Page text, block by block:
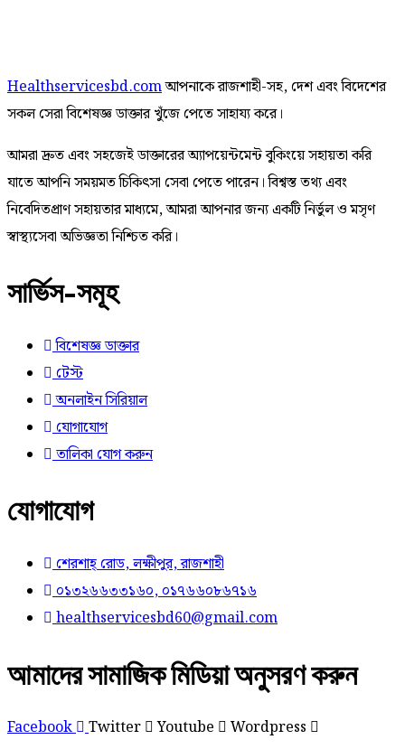
Healthservicesbd.comআপনাকে রাজশাহী-সহ, দেশ এবং বিদেশের
সকল সেরা বিশেষজ্ঞ ডাক্তার খুঁজে পেতে সাহায্য করে।
আমরা দ্রুত এবং সহজেই ডাক্তারের অ্যাপয়েন্টমেন্ট বুকিংয়ে সহায়তা করি
যাতে আপনি সময়মত চিকিৎসা সেবা পেতে পারেন। বিশ্বস্ত তথ্য এবং
নিবেদিতপ্রাণ সহায়তার মাধ্যমে, আমরা আপনার জন্য একটি নির্ভুল ও মসৃণ
স্বাস্থ্যসেবা অভিজ্ঞতা নিশ্চিত করি।
সার্ভিস-সমূহ
বিশেষজ্ঞ ডাক্তার
টেস্ট
অনলাইন সিরিয়াল
যোগাযোগ
তালিকা যোগ করুন
যোগাযোগ
শেরশাহ্ রোড, লক্ষীপুর, রাজশাহী
০১৩২৬৬৩৩১৬০, ০১৭৬৬০৮৬৭১৬
healthservicesbd60@gmail.com
আমাদের সামাজিক মিডিয়া অনুসরণ করুন
Facebook Twitter Youtube Wordpress